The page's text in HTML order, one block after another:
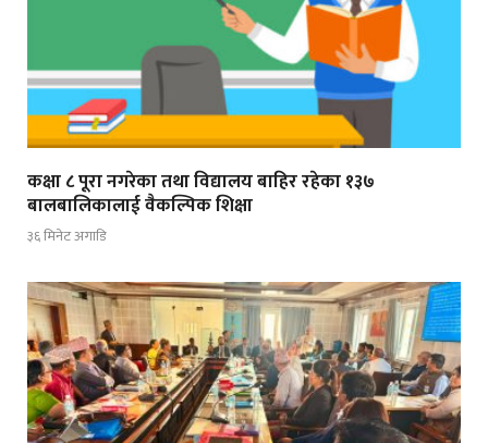
कक्षा ८ पूरा नगरेका तथा विद्यालय बाहिर रहेका १३७
बालबालिकालाई वैकल्पिक शिक्षा
३६ मिनेट अगाडि